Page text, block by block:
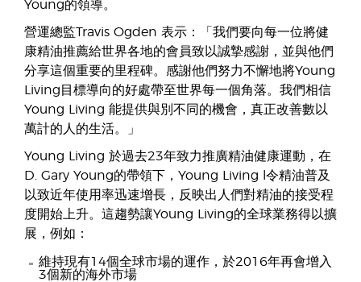
Young的領導。
營運總監Travis Ogden 表示：「我們要向每一位將健
康精油推薦給世界各地的會員致以誠摯感謝，並與他們
分享這個重要的里程碑。感謝他們努力不懈地將Young
Living目標導向的好處帶至世界每一個角落。我們相信
Young Living 能提供與別不同的機會，真正改善數以
萬計的人的生活。」
Young Living 於過去23年致力推廣精油健康運動，在
D. Gary Young的帶領下，Young Living l令精油普及
以致近年使用率迅速增長，反映出人們對精油的接受程
度開始上升。這趨勢讓Young Living的全球業務得以擴
展，例如：
維持現有14個全球市場的運作，於2016年再會增入
3個新的海外市場